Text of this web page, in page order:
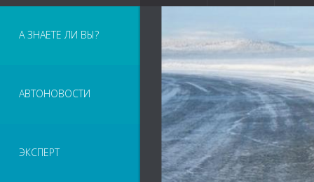
А ЗНАЕТЕ ЛИ ВЫ?
АВТОНОВОСТИ
ЭКСПЕРТ